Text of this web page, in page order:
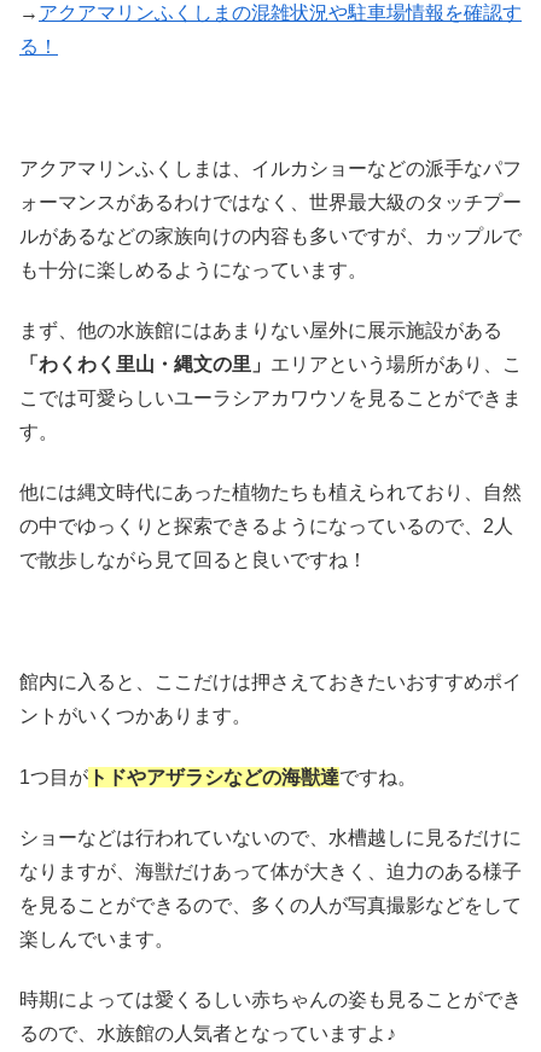
→ アクアマリンふくしまの混雑状況や駐車場情報を確認す
る！
アクアマリンふくしまは、イルカショーなどの派手なパフ
ォーマンスがあるわけではなく、世界最大級のタッチプー
ルがあるなどの家族向けの内容も多いですが、カップルで
も十分に楽しめるようになっています。
まず、他の水族館にはあまりない屋外に展示施設がある
「わくわく里山・縄文の里」 エリアという場所があり、こ
こでは可愛らしいユーラシアカワウソを見ることができま
す。
他には縄文時代にあった植物たちも植えられており、自然
の中でゆっくりと探索できるようになっているので、2人
で散歩しながら見て回ると良いですね！
館内に入ると、ここだけは押さえておきたいおすすめポイ
ントがいくつかあります。
1つ目が トドやアザラシなどの海獣達ですね。
ショーなどは行われていないので、水槽越しに見るだけに
なりますが、海獣だけあって体が大きく、迫力のある様子
を見ることができるので、多くの人が写真撮影などをして
楽しんでいます。
時期によっては愛くるしい赤ちゃんの姿も見ることができ
るので、水族館の人気者となっていますよ♪